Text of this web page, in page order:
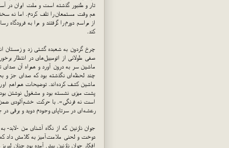
تار و طنبور گذشته است و ملت ایران در
هم وقت مستمعان را تلف كردم. اما نه
از مراسم دورم را گرفتند و مرا به
كند.
صفی طولانی از اتومبیل‌های در انتظار
ماشین سر به درون آورد و همراه آن
چند لحظه‌ای نگذشته بود كه صدای جرّ و
ماشین كشف كرده‌اند. توضیحات همراهم او
پشت میزی نشسته بود و مشغول نوشتن بود.
است نه فرنگی». با حركت خشم‌آلودی ضمن
رعشه‌ای در سرتاپای وجودم دوید و برقی
جوان نازنین كه از نگاه آشنای من -لابد-
دوخت و لحنی ملامت‌آمیز به كلامش داد
افكار جوان نازنین پیش آمده بود چنان